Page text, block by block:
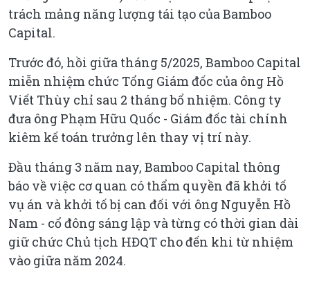
trách mảng năng lượng tái tạo của Bamboo
Capital.
Trước đó, hồi giữa tháng 5/2025, Bamboo Capital
miễn nhiệm chức Tổng Giám đốc của ông Hồ
Viết Thùy chỉ sau 2 tháng bổ nhiệm. Công ty
đưa ông Phạm Hữu Quốc - Giám đốc tài chính
kiêm kế toán trưởng lên thay vị trí này.
Đầu tháng 3 năm nay, Bamboo Capital thông
báo về việc cơ quan có thẩm quyền đã khởi tố
vụ án và khởi tố bị can đối với ông Nguyễn Hồ
Nam - cổ đông sáng lập và từng có thời gian dài
giữ chức Chủ tịch HĐQT cho đến khi từ nhiệm
vào giữa năm 2024.